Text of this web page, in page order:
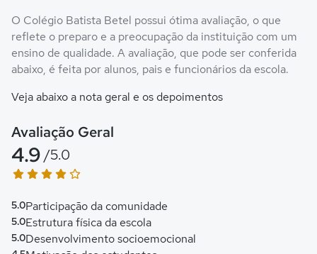
O Colégio Batista Betel possui ótima avaliação, o que
reflete o preparo e a preocupação da instituição com um
ensino de qualidade. A avaliação, que pode ser conferida
abaixo, é feita por alunos, pais e funcionários da escola.
Veja abaixo a nota geral e os depoimentos
Avaliação Geral
4.9 /5.0
5.0Participação da comunidade
5.0Estrutura física da escola
5.0Desenvolvimento socioemocional